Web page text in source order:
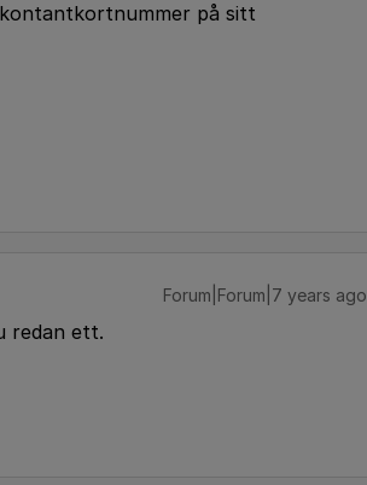
på sitt
Forum|Forum|7 years ago
redan ett.